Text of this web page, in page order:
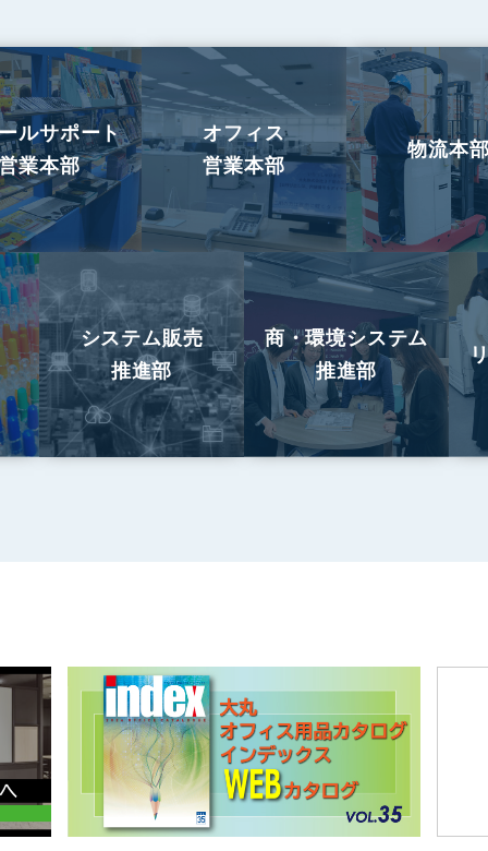
ルサポート
業本部
オフィス
営業本部
物流本
システム販売
推進部
商・環境システム
推進部